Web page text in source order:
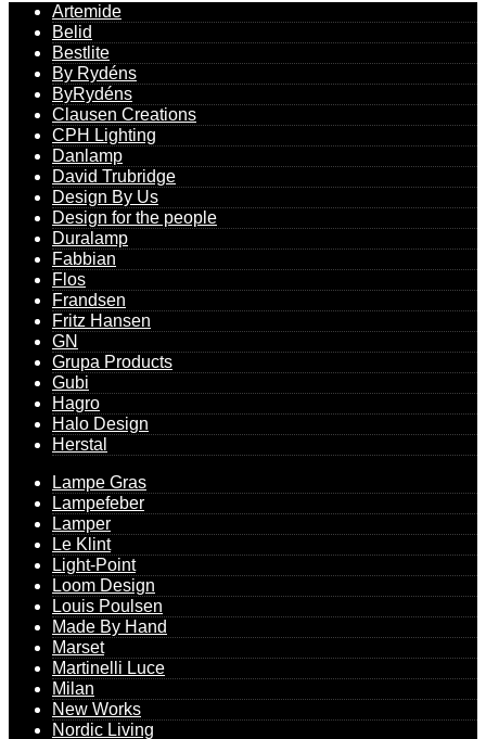
Artemide
Belid
Bestlite
By Rydéns
ByRydéns
Clausen Creations
CPH Lighting
Danlamp
David Trubridge
Design By Us
Design for the people
Duralamp
Fabbian
Flos
Frandsen
Fritz Hansen
GN
Grupa Products
Gubi
Hagro
Halo Design
Herstal
Lampe Gras
Lampefeber
Lamper
Le Klint
Light-Point
Loom Design
Louis Poulsen
Made By Hand
Marset
Martinelli Luce
Milan
New Works
Nordic Living